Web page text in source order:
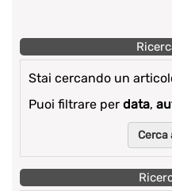
Stai cercando un
Puoi filtrare per data,
Cerca